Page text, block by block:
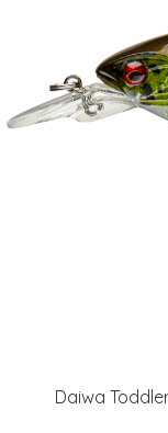
Daiwa